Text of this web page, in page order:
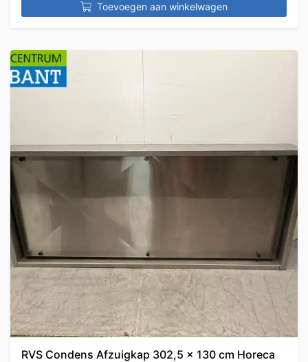
Toevoegen aan winkelwagen
RVS Condens Afzuigkap 302,5 x 130 cm Horeca